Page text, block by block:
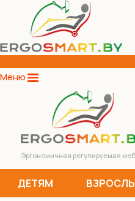
Меню
Эргономичная регулируемая
ДЕТЯМ